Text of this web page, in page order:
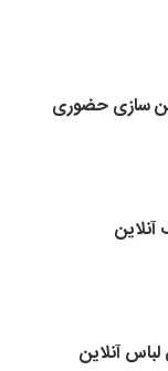
سازی حضوری
آنلاین